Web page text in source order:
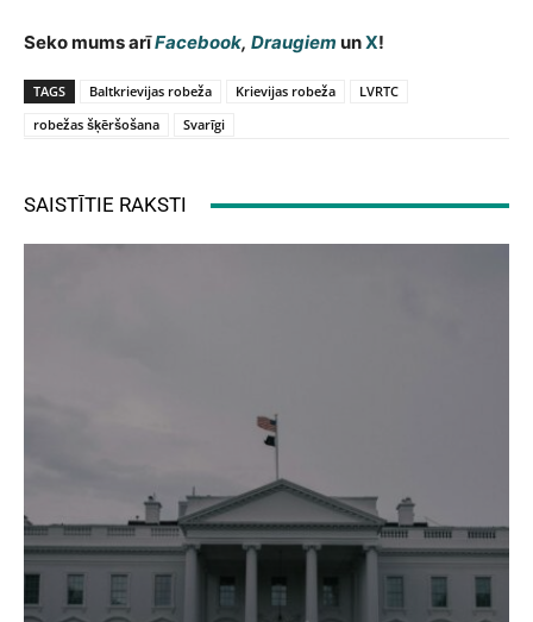
Seko mums arīFacebook, Draugiem unX!
TAGS Baltkrievijas robeža Krievijas robeža
LVRTC
robežas šķēršošana
Svarīgi
SAISTĪTIE RAKSTI